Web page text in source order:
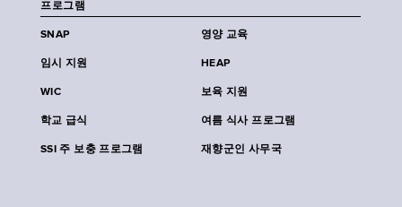
프로그램
SNAP 영양 교육
임시 지원 HEAP
WIC 보육 지원
학교 급식 여름 식사 프로그램
SSI 주 보충 프로그램 재향군인 사무국